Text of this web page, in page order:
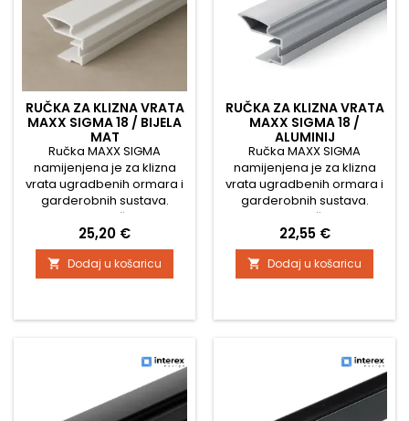
RUČKA ZA KLIZNA VRATA
MAXX SIGMA 18 / BIJELA
MAT
Ručka MAXX SIGMA
namijenjena je za klizna
vrata ugradbenih ormara i
garderobnih sustava.
Odlikuje je čvrsta
konstrukcija, moderan
dizajn i jednostavna
montaža na rub vrata.
Idealna je opcija za vrata s
iveralom debljine 18 mm. ✅
Primjena: klizna vrata za
ugradbene ormare
Duljina...
Cijena
25,20 €
 Dodaj u košaricu
RUČKA ZA KLIZNA VRATA
MAXX SIGMA 18 /
ALUMINIJ
Ručka MAXX SIGMA
namijenjena je za klizna
vrata ugradbenih ormara i
garderobnih sustava.
Odlikuje se čvrstom
konstrukcijom, modernim
dizajnom i jednostavnom
montažom na rub vrata.
Idealan je izbor za vrata s
ivericom debljine 18 mm. ✅
Namjena: klizna vrata za
ugradbene ormare...
Cijena
22,55 €
 Dodaj u košaricu